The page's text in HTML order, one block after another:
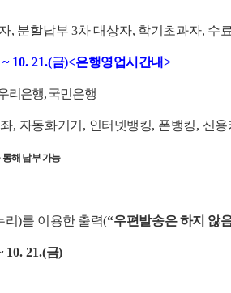
, 분할납부3차 대상자, 학기초과자, 수
10. 21.(금)<은행영업시간내>
리은행,국민은행
, 자동화기기 , 인터넷뱅킹, 폰뱅킹, 신용
해 납부 가능
리)를 이용한 출력(“우편발송은 하지 않
10. 21.(금)